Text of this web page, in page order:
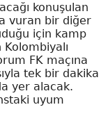
konuşulan
vuran bir diğer
için kamp
FK maçına
tek bir dakika
yer alacak.
uyum